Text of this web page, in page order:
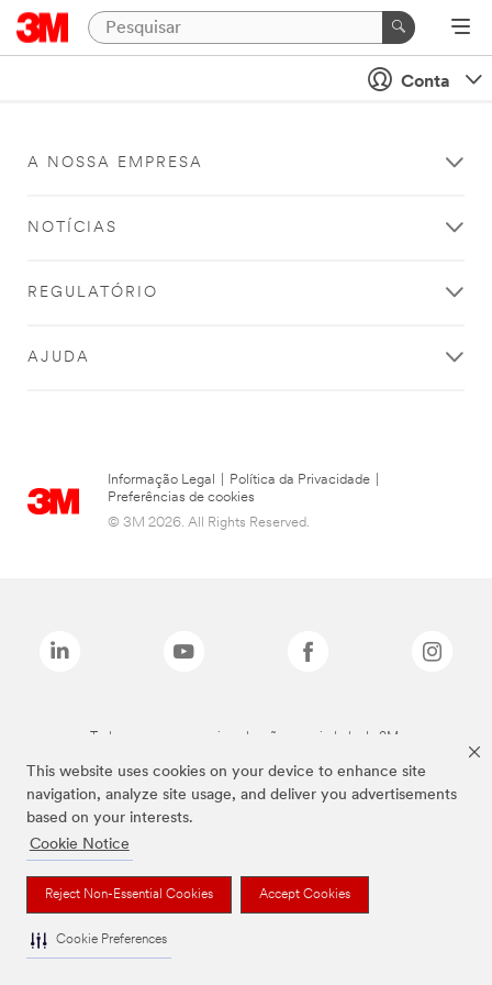
This website uses cookies on your device to enhance site
navigation, analyze site usage, and deliver you advertisements
based on your interests.
Cookie Notice
Reject Non-Essential Cookies Accept Cookies
Cookie Preferences
Conta
A NOSSA EMPRESA
NOTÍCIAS
REGULATÓRIO
AJUDA
Informação Legal Política da Privacidade
Preferências de cookies
© 3M 2026. All Rights Reserved.
Todas as marcas mencionadas são propriedade da 3M.